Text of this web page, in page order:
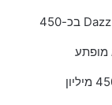
אקזיט כחול לבן: Wiz רוכשת את חברת הסייבר Dazz בכ-450
מופתע
אסף רפפורט סירב לגוגל ויצא לקניות: רוכש ב-450 מיליון